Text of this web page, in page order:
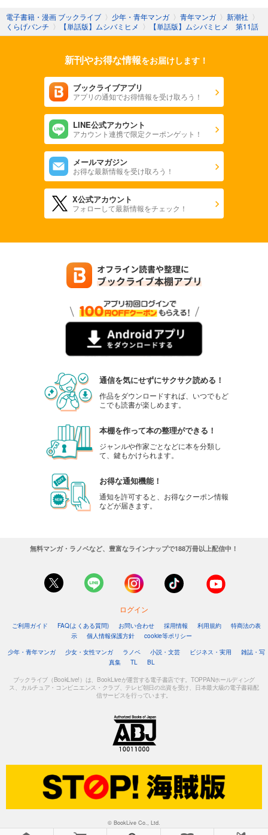
電子書籍・漫画 ブックライブ 〉 少年・青年マンガ 〉 青年マンガ 〉 新潮社 〉
くらげバンチ 〉 【単話版】ムシバミヒメ 〉 【単話版】ムシバミヒメ 第11話
新刊やお得な情報をお届けします！
ブックライブアプリ
アプリの通知でお得情報を受け取ろう！
LINE公式アカウント
アカウント連携で限定クーポンゲット！
メールマガジン
お得な最新情報を受け取ろう！
X公式アカウント
フォローして最新情報をチェック！
通信を気にせずにサクサク読める！
作品をダウンロードすれば、いつでもど
こでも読書が楽しめます。
本棚を作って本の整理ができる！
ジャンルや作家ごとなどに本を分類し
て、鍵もかけられます。
お得な通知機能！
通知を許可すると、お得なクーポン情報
などが届きます。
無料マンガ・ラノベなど、豊富なラインナップで188万冊以上配信中！
ログイン
ご利用ガイド FAQ(よくある質問) お問い合わせ 採用情報 利用規約
特商法の表
示
個人情報保護方針
cookie等ポリシー
少年・青年マンガ
少女・女性マンガ ラノベ 小説・文芸 ビジネス・実用
雑誌・写
真集
TL BL
ブックライブ（BookLive!）は、BookLiveが運営する電子書店です。TOPPANホールディング
ス、カルチュア・コンビニエンス・クラブ、テレビ朝日の出資を受け、日本最大級の電子書籍配
信サービスを行っています。
© BookLive Co., Ltd.